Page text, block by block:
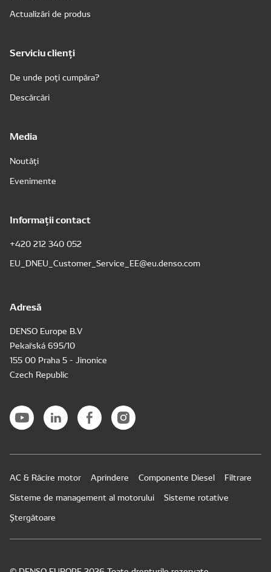
Actualizări de produs
Serviciu clienți
De unde poți cumpăra?
Descărcări
Media
Noutăți
Evenimente
Informații contact
+420 212 340 052
EU_DNEU_Customer_Service_EE@eu.denso.com
Adresă
DENSO Europe B.V
Pekařská 695/10
155 00 Praha 5 - Jinonice
Czech Republic
AC & Răcire motor Aprindere Componente Diesel
Filtrare
Sisteme de management al motorului
Sisteme rotative
Ștergătoare